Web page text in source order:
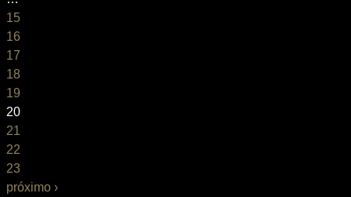
15
16
17
18
19
20
21
22
23
próximo ›